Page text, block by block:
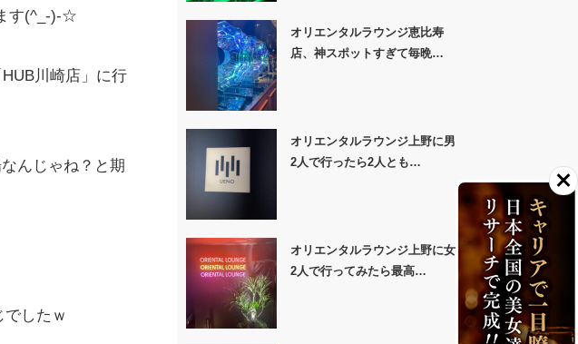
す(^_-)-☆
川崎店」に行
んじゃね？と期
したｗ
オリエンタルラウンジ恵比寿
店、神スポットすぎて毎晩…
オリエンタルラウンジ上野に男
2人で行ったら2人とも…
オリエンタルラウンジ上野に女
2人で行ってみたら最高…